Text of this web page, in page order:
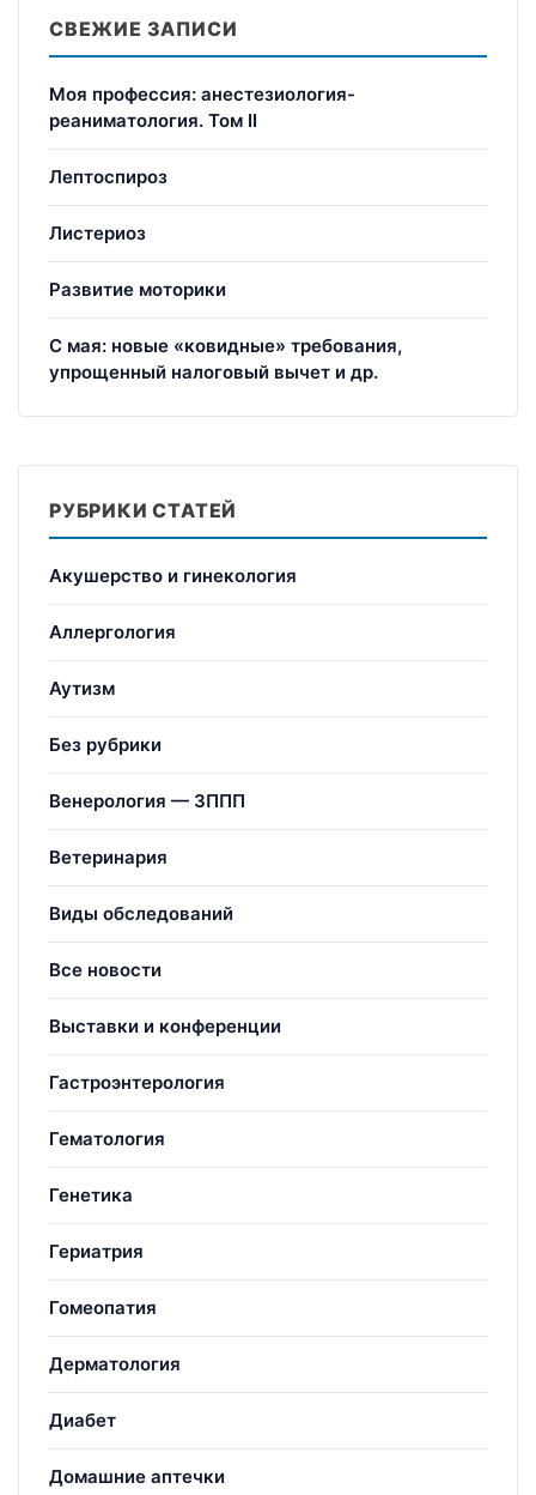
СВЕЖИЕ ЗАПИСИ
Моя профессия: анестезиология-
реаниматология. Том II
Лептоспироз
Листериоз
Развитие моторики
С мая: новые «ковидные» требования,
упрощенный налоговый вычет и др.
РУБРИКИ СТАТЕЙ
Акушерство и гинекология
Аллергология
Аутизм
Без рубрики
Венерология — ЗППП
Ветеринария
Виды обследований
Все новости
Выставки и конференции
Гастроэнтерология
Гематология
Генетика
Гериатрия
Гомеопатия
Дерматология
Диабет
Домашние аптечки